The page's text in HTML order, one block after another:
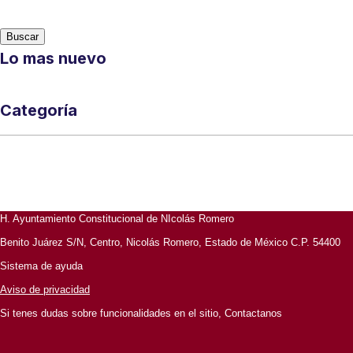
Buscar
Lo mas nuevo
Categoría
H. Ayuntamiento Constitucional de NIcolás Romero
Benito Juárez S/N, Centro, Nicolás Romero, Estado de México C.P. 54400
Sistema de ayuda
Aviso de privacidad
Si tenes dudas sobre funcionalidades en el sitio, Contactanos